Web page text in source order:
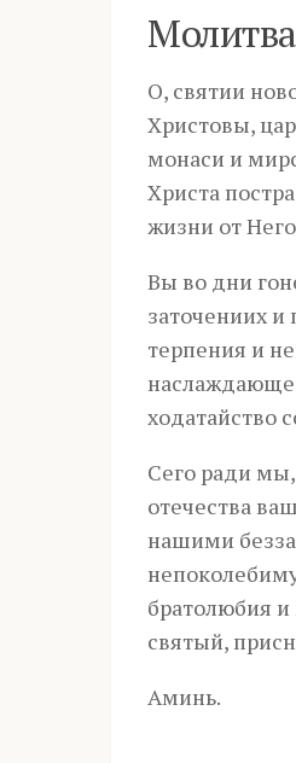
Молитва
О, святии
Христовы,
монаси и
Христа
жизни от
Вы во дни
заточениих и
терпения и
ходатайство
Сего ради
отечества
нашими
братолюбия
святый,
Аминь.